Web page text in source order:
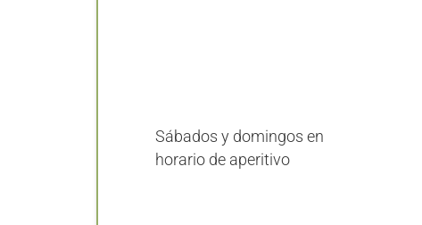
Sábados y domingos en
horario de aperitivo